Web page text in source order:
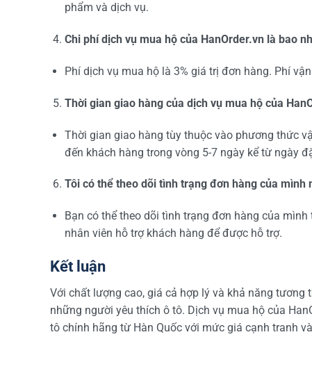
phẩm và dịch vụ.
Chi phí dịch vụ mua hộ của HanOrder.vn là bao
Phí dịch vụ mua hộ là 3% giá trị đơn hàng. Phí
Thời gian giao hàng của dịch vụ mua hộ của
Thời gian giao hàng tùy thuộc vào phương thức
đến khách hàng trong vòng 5-7 ngày kể từ ngày
Tôi có thể theo dõi tình trạng đơn hàng của mình
Bạn có thể theo dõi tình trạng đơn hàng của
nhân viên hỗ trợ khách hàng để được hỗ trợ.
Kết luận
Với chất lượng cao, giá cả hợp lý và khả năng
những người yêu thích ô tô. Dịch vụ mua hộ của
tô chính hãng từ Hàn Quốc với mức giá cạnh tranh